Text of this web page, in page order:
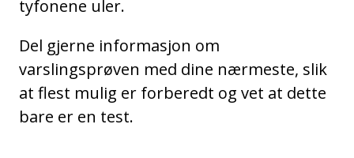
tyfonene uler.
Del gjerne informasjon om
varslingsprøven med dine nærmeste, slik
at flest mulig er forberedt og vet at dette
bare er en test.